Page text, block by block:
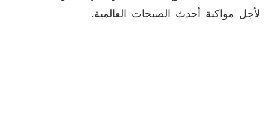
لأجل مواكبة أحدث الصيحات العالمية.